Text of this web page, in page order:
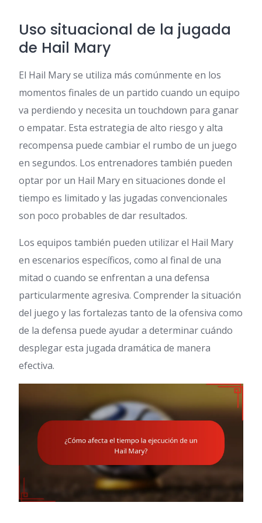
Uso situacional de la jugada
de Hail Mary
El Hail Mary se utiliza más comúnmente en los
momentos finales de un partido cuando un equipo
va perdiendo y necesita un touchdown para ganar
o empatar. Esta estrategia de alto riesgo y alta
recompensa puede cambiar el rumbo de un juego
en segundos. Los entrenadores también pueden
optar por un Hail Mary en situaciones donde el
tiempo es limitado y las jugadas convencionales
son poco probables de dar resultados.
Los equipos también pueden utilizar el Hail Mary
en escenarios específicos, como al final de una
mitad o cuando se enfrentan a una defensa
particularmente agresiva. Comprender la situación
del juego y las fortalezas tanto de la ofensiva como
de la defensa puede ayudar a determinar cuándo
desplegar esta jugada dramática de manera
efectiva.